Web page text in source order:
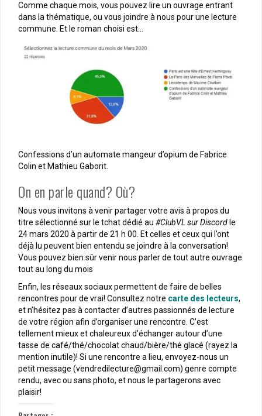
Comme chaque mois, vous pouvez lire un ouvrage entrant
dans la thématique, ou vous joindre à nous pour une lecture
commune. Et le roman choisi est…
Confessions d’un automate mangeur d’opium de Fabrice
Colin et Mathieu Gaborit.
On en parle quand? Où?
Nous vous invitons à venir partager votre avis à propos du
titre sélectionné sur le tchat dédié au #ClubVL sur Discordle
24 mars 2020 à partir de 21 h 00. Et celles et ceux qui l’ont
déjà lu peuvent bien entendu se joindre à la conversation!
Vous pouvez bien sûr venir nous parler de tout autre ouvrage
tout au long du mois
Enfin, les réseaux sociaux permettent de faire de belles
rencontres pour de vrai! Consultez notre carte des lecteurs,
et n’hésitez pas à contacter d’autres passionnés de lecture
de votre région afin d’organiser une rencontre. C’est
tellement mieux et chaleureux d’échanger autour d’une
tasse de café/thé/chocolat chaud/bière/thé glacé (rayez la
mention inutile)! Si une rencontre a lieu, envoyez-nous un
petit message (vendredilecture@gmail.com) genre compte
rendu, avec ou sans photo, et nous le partagerons avec
plaisir!